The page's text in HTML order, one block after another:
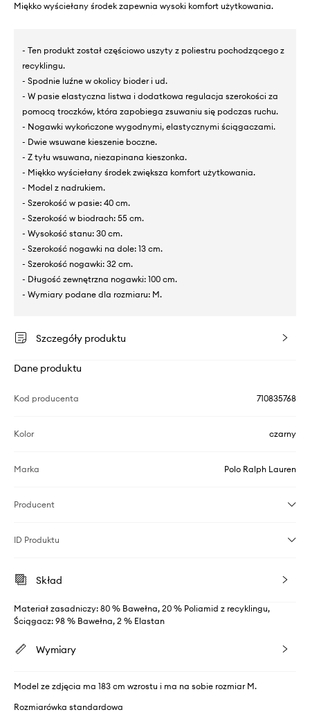
Miękko wyściełany środek zapewnia wysoki komfort użytkowania.
- Ten produkt został częściowo uszyty z poliestru pochodzącego z
recyklingu.
- Spodnie luźne w okolicy bioder i ud.
- W pasie elastyczna listwa i dodatkowa regulacja szerokości za
pomocą troczków, która zapobiega zsuwaniu się podczas ruchu.
- Nogawki wykończone wygodnymi, elastycznymi ściągaczami.
- Dwie wsuwane kieszenie boczne.
- Z tyłu wsuwana, niezapinana kieszonka.
- Miękko wyściełany środek zwiększa komfort użytkowania.
- Model z nadrukiem.
- Szerokość w pasie: 40 cm.
- Szerokość w biodrach: 55 cm.
- Wysokość stanu: 30 cm.
- Szerokość nogawki na dole: 13 cm.
- Szerokość nogawki: 32 cm.
- Długość zewnętrzna nogawki: 100 cm.
- Wymiary podane dla rozmiaru: M.
Szczegóły produktu
Dane produktu
Kod producenta 710835768
Kolor czarny
Marka Polo Ralph Lauren
Producent
ID Produktu
Skład
Materiał zasadniczy: 80 % Bawełna, 20 % Poliamid z recyklingu,
Ściągacz: 98 % Bawełna, 2 % Elastan
Wymiary
Model ze zdjęcia ma 183 cm wzrostu i ma na sobie rozmiar M.
Rozmiarówka standardowa